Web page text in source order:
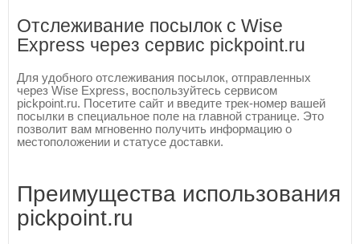
Отслеживание посылок с Wise
Express через сервис pickpoint.ru
Для удобного отслеживания посылок, отправленных
через Wise Express, воспользуйтесь сервисом
pickpoint.ru. Посетите сайт и введите трек-номер вашей
посылки в специальное поле на главной странице. Это
позволит вам мгновенно получить информацию о
местоположении и статусе доставки.
Преимущества использования
pickpoint.ru